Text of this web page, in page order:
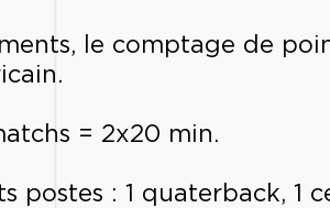
le comptage de
= 2x20 min.
postes : 1 quaterback, 1